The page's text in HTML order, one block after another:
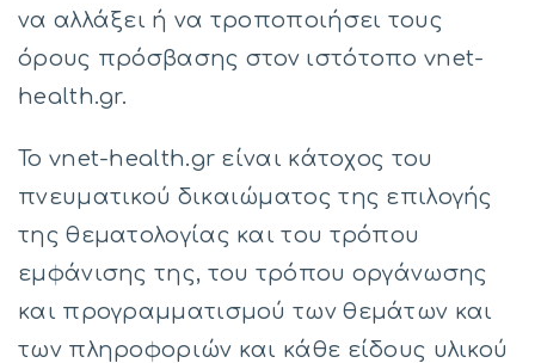
να αλλάξει ή να τροποποιήσει τους
όρους πρόσβασης στον ιστότοπο vnet-
health.gr.
Το vnet-health.gr είναι κάτοχος του
πνευματικού δικαιώματος της επιλογής
της θεματολογίας και του τρόπου
εμφάνισης της, του τρόπου οργάνωσης
και προγραμματισμού των θεμάτων και
των πληροφοριών και κάθε είδους υλικού